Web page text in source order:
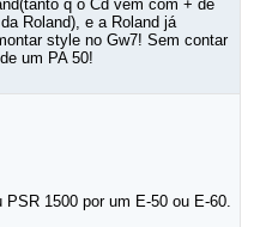
q o Cd vem com + de
Roland), e a Roland já
style no Gw7! Sem contar
um PA 50!
1500 por um E-50 ou E-60.